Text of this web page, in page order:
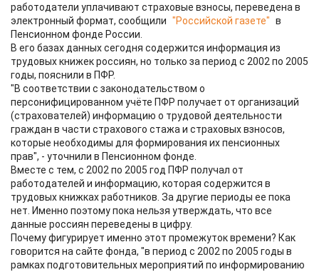
работодатели уплачивают страховые взносы, переведена в
электронный формат, сообщили "Российской газете" в
Пенсионном фонде России.
В его базах данных сегодня содержится информация из
трудовых книжек россиян, но только за период с 2002 по 2005
годы, пояснили в ПФР.
"В соответствии с законодательством о
персонифицированном учёте ПФР получает от организаций
(страхователей) информацию о трудовой деятельности
граждан в части страхового стажа и страховых взносов,
которые необходимы для формирования их пенсионных
прав", - уточнили в Пенсионном фонде.
Вместе с тем, с 2002 по 2005 год ПФР получал от
работодателей и информацию, которая содержится в
трудовых книжках работников. За другие периоды ее пока
нет. Именно поэтому пока нельзя утверждать, что все
данные россиян переведены в цифру.
Почему фигурирует именно этот промежуток времени? Как
говорится на сайте фонда, "в период с 2002 по 2005 годы в
рамках подготовительных мероприятий по информированию